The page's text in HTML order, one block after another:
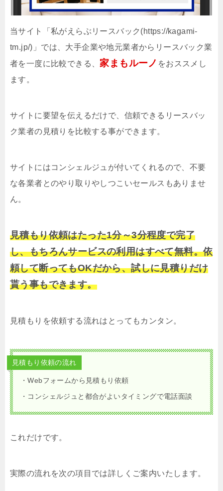
当サイト「私がえらぶリースバック(https://kagami-
tm.jp/)」では、大手企業や地元業者からリースバック業
者を一度に比較できる、家まもルーノ をおススメし
ます。
サイトに要望を伝えるだけで、信頼できるリースバッ
ク業者の見積りを比較する事ができます。
サイトにはコンシェルジュが付いてくれるので、不要
な各業者とのやり取りやしつこいセールスもありませ
ん。
見積もり依頼はたった1分～3分程度で完了
し、もちろんサービスの利用はすべて無料。依
頼して断ってもOKだから、試しに見積りだけ
貰う事もできます。
見積もりを依頼する流れはとってもカンタン。
見積もり依頼の流れ
・Webフォームから見積もり依頼
・コンシェルジュと都合がよいタイミングで電話面談
これだけです。
実際の流れを次の項目では詳しくご案内いたします。